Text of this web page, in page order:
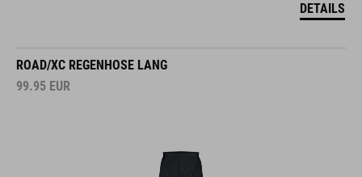
DETAILS
ROAD/XC REGENHOSE LANG
99.95 EUR